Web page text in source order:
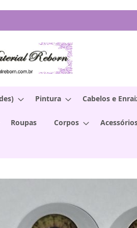
Pintura Cabelos e
Roupas Corpos